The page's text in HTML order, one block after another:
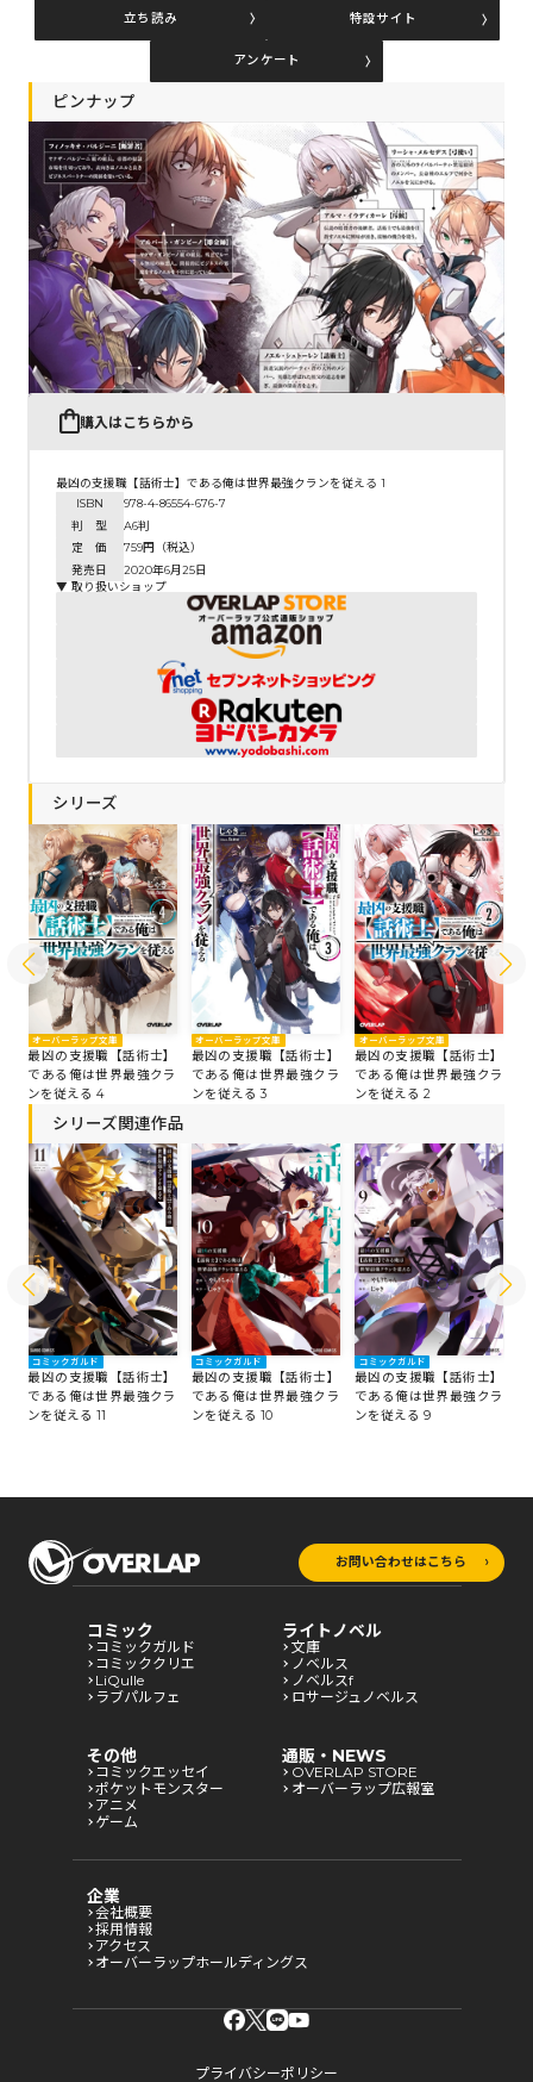
コミックエッセイ
閉じる
立ち読み 特設サイト
アンケート
ピンナップ
購入はこちらから
最凶の支援職【話術士】である俺は世界最強クランを従える 1
ISBN
978-4-86554-676-7
判 型
A6判
定 価
759円（税込）
発売日
2020年6月25日
▼ 取り扱いショップ
シリーズ
オーバーラップ文庫
最凶の支援職【話術士】
である俺は世界最強クラ
ンを従える 4
オーバーラップ文庫
最凶の支援職【話術士】
である俺は世界最強クラ
ンを従える 3
オーバーラップ文庫
最凶の支援職【話術士】
である俺は世界最強クラ
ンを従える 2
シリーズ関連作品
コミックガルド
最凶の支援職【話術士】
である俺は世界最強クラ
ンを従える 11
コミックガルド
最凶の支援職【話術士】
である俺は世界最強クラ
ンを従える 10
コミックガルド
最凶の支援職【話術士】
である俺は世界最強クラ
ンを従える 9
お問い合わせはこちら
コミック
コミックガルド
コミッククリエ
LiQulle
ラブパルフェ
ライトノベル
文庫
ノベルス
ノベルスf
ロサージュノベルス
その他
コミックエッセイ
ポケットモンスター
アニメ
ゲーム
通販・NEWS
OVERLAP STORE
オーバーラップ広報室
企業
会社概要
採用情報
アクセス
オーバーラップホールディングス
プライバシーポリシー